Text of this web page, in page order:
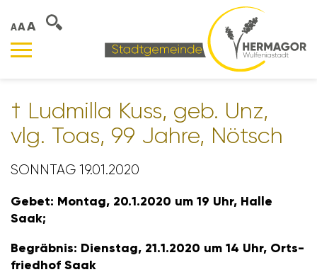
AAA
† Ludmilla Kuss, geb. Unz,
vlg. Toas, 99 Jahre, Nötsch
SONNTAG 19.01.2020
Gebet: Montag, 20.1.2020 um 19 Uhr, Halle
Saak;
Begräbnis: Dienstag, 21.1.2020 um 14 Uhr, Orts­
friedhof Saak